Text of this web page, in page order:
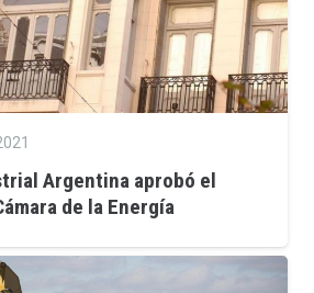
Argentina aprobó el
de la Energía